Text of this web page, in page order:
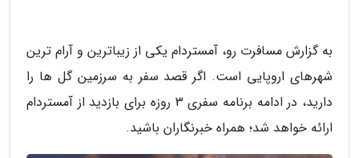
به گزارش مسافرت رو، آمستردام یکی از زیباترین و آرام ترین
شهرهای اروپایی است. اگر قصد سفر به سرزمین گل ها را
دارید، در ادامه برنامه سفری 3 روزه برای بازدید از آمستردام
ارائه خواهد شد؛ همراه خبرنگاران باشید.